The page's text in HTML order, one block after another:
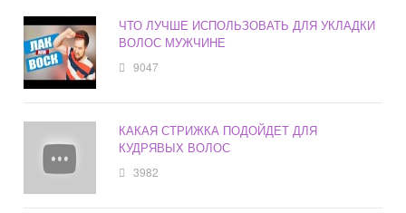
ЧТО ЛУЧШЕ ИСПОЛЬЗОВАТЬ ДЛЯ УКЛАДКИ
ВОЛОС МУЖЧИНЕ
9047
КАКАЯ СТРИЖКА ПОДОЙДЕТ ДЛЯ
КУДРЯВЫХ ВОЛОС
3982